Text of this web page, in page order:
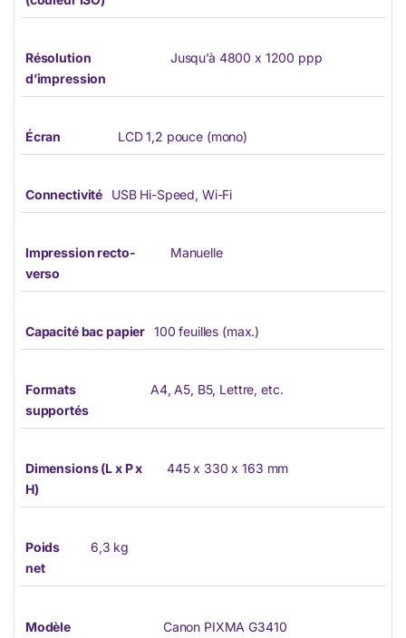
Résolution
d’impression
Jusqu’à 4800 x 1200 ppp
Écran LCD 1,2 pouce (mono)
Connectivité USB Hi-Speed, Wi-Fi
Impression recto-
verso
Manuelle
Capacité bac papier 100 feuilles (max.)
Formats
supportés
A4, A5, B5, Lettre, etc.
Dimensions (L x P x
H)
445 x 330 x 163 mm
Poids
net
6,3 kg
Modèle
Canon PIXMA G3410